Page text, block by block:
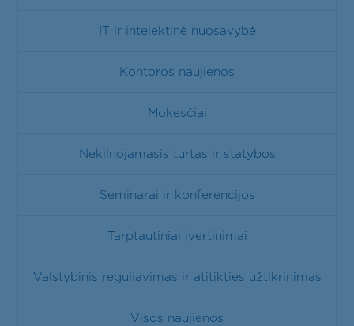
IT ir intelektinė nuosavybė
Kontoros naujienos
Mokesčiai
Nekilnojamasis turtas ir statybos
Seminarai ir konferencijos
Tarptautiniai įvertinimai
Valstybinis reguliavimas ir atitikties užtikrinimas
Visos naujienos